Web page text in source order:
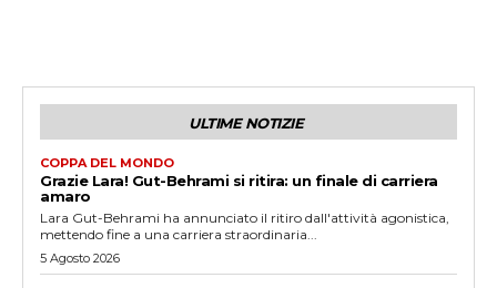
ULTIME NOTIZIE
COPPA DEL MONDO
Grazie Lara! Gut-Behrami si ritira: un finale di carriera
amaro
Lara Gut-Behrami ha annunciato il ritiro dall'attività agonistica,
mettendo fine a una carriera straordinaria...
5 Agosto 2026